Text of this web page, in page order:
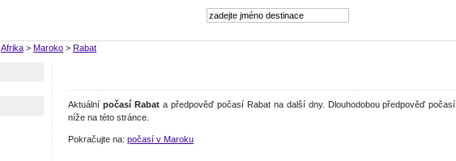
Afrika > Maroko > Rabat
Aktuální počasí Rabata předpověď počasí Rabat na další dny. Dlouhodobou předpověď
níže na této stránce.
Pokračujte na: počasí v Maroku